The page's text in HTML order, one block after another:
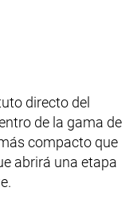
directo del
de la gama de
compacto que
abrirá una etapa